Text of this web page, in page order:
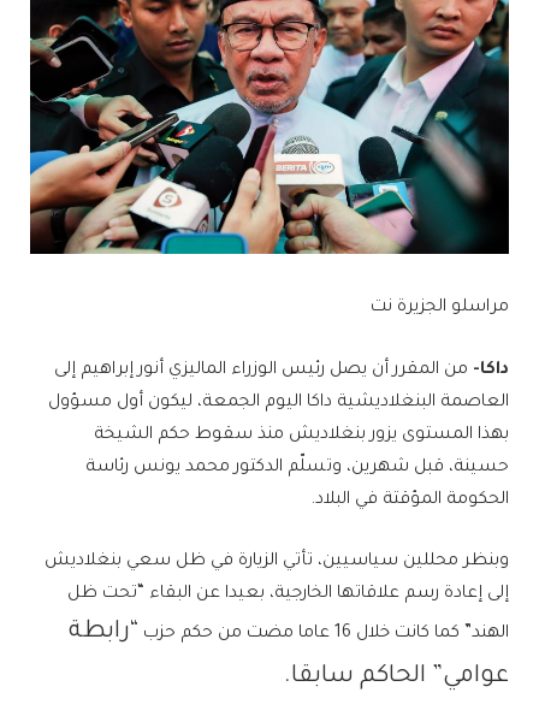
مراسلو الجزيرة نت
داكا- من المقرر أن يصل رئيس الوزراء الماليزي أنور إبراهيم إلى
العاصمة البنغلاديشية داكا اليوم الجمعة، ليكون أول مسؤول
بهذا المستوى يزور بنغلاديش منذ سقوط حكم الشيخة
حسينة، قبل شهرين، وتسلّم الدكتور محمد يونس رئاسة
الحكومة المؤقتة في البلاد.
وبنظر محللين سياسيين، تأتي الزيارة في ظل سعي بنغلاديش
إلى إعادة رسم علاقاتها الخارجية، بعيدا عن البقاء “تحت ظل
الهند” كما كانت خلال 16 عاما مضت من حكم حزب
“رابطة
عوامي” الحاكم سابقا.